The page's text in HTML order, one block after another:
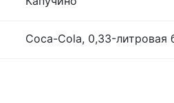
Coca-Cola, 0,33-литровая